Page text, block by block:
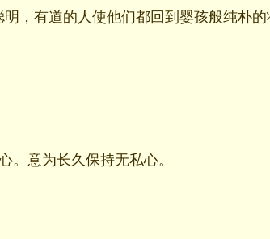
，有道的人使他们都回到婴孩般纯朴的
。意为长久保持无私心。